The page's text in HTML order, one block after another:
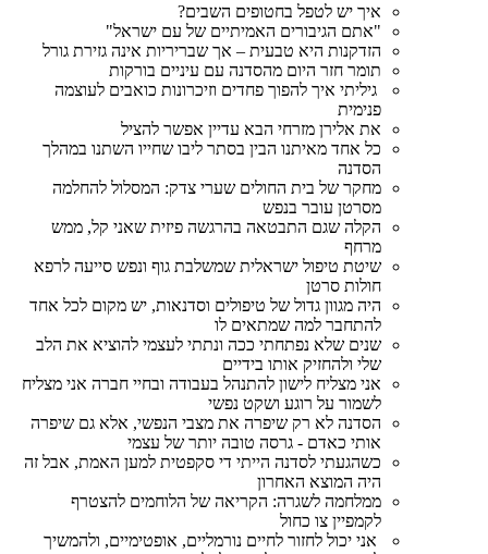
איך יש לטפל בחטופים השבים?
"אתם הגיבורים האמיתיים של עם ישראל"
הזדקנות היא טבעית – אך שבריריות אינה גזירת גורל
תומר חזר היום מהסדנה עם עיניים בורקות
גיליתי איך להפוך פחדים וזיכרונות כואבים לעוצמה
פנימית
את אלירן מזרחי הבא עדיין אפשר להציל
כל אחד מאיתנו הבין בסתר ליבו שחייו השתנו במהלך
הסדנה
מחקר של בית החולים שערי צדק: המסלול להחלמה
מסרטן עובר בנפש
הקלה שגם התבטאה בהרגשה פיזית שאני קל, ממש
שיטת טיפול ישראלית שמשלבת גוף ונפש סייעה לרפא
חולות סרטן
היה מגוון גדול של טיפולים וסדנאות, יש מקום לכל אחד
להתחבר למה שמתאים לו
שנים שלא נפתחתי ככה ונתתי לעצמי להוציא את הלב
שלי ולהחזיק אותו בידיים
אני מצליח לישון להתנהל בעבודה ובחיי חברה אני מצליח
לשמור על רוגע ושקט נפשי
הסדנה לא רק שיפרה את מצבי הנפשי, אלא גם שיפרה
אותי כאדם - גרסה טובה יותר של עצמי
כשהגעתי לסדנה הייתי די סקפטית למען האמת, אבל זה
היה המוצא האחרון
ממלחמה לשגרה: הקריאה של הלוחמים להצטרף
לקמפיין צו כחול
אני יכול לחזור לחיים נורמליים, אופטימיים, ולהמשיך